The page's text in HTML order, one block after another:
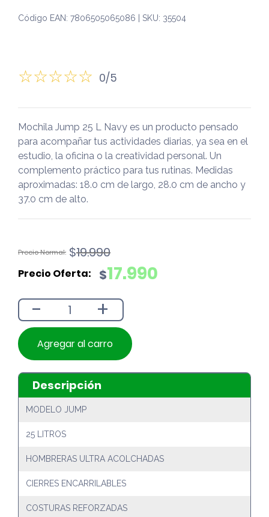
Código EAN: 7806505065086 | SKU: 35504
0/5
Mochila Jump 25 L Navy es un producto pensado
para acompañar tus actividades diarias, ya sea en el
estudio, la oficina o la creatividad personal. Un
complemento práctico para tus rutinas. Medidas
aproximadas: 18.0 cm de largo, 28.0 cm de ancho y
37.0 cm de alto.
$19.990
El
original
$19.990.
$17.990
El
actual
$17.990.
- +
Agregar al carro
Descripción
MODELO JUMP
25 LITROS
HOMBRERAS ULTRA ACOLCHADAS
CIERRES ENCARRILABLES
COSTURAS REFORZADAS